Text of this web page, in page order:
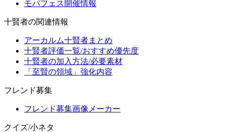
モバフェス開催情報
十賢者の関連情報
アーカルム十賢者まとめ
十賢者評価一覧/おすすめ優先度
十賢者の加入方法/必要素材
「至賢の領域」強化内容
フレンド募集
フレンド募集画像メーカー
クイズ/小ネタ